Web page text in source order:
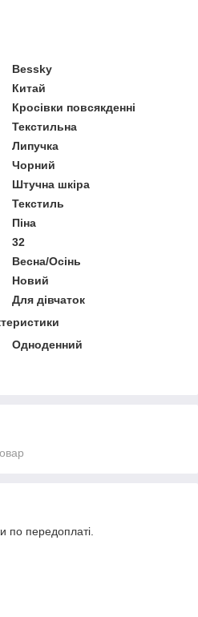
Bessky
Китай
Кросівки повсякденні
Текстильна
Липучка
Чорний
Штучна шкіра
Текстиль
Піна
32
Весна/Осінь
Новий
Для дівчаток
Одноденний
по передоплаті.